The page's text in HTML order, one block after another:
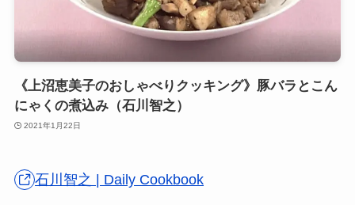
《上沼恵美子のおしゃべりクッキング》豚バラとこん
にゃくの煮込み（石川智之）
2021年1月22日
石川智之 | Daily Cookbook